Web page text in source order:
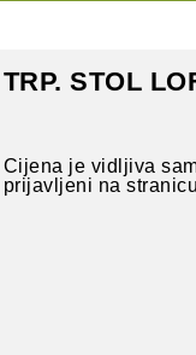
TRP. STOL
Cijena je vidljiva
prijavljeni na